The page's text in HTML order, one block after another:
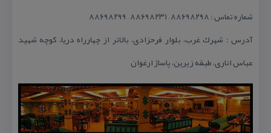
شماره تماس : ۸۸۶۹۸۲۹۸ – ۸۸۶۹۸۲۳۱ – ۸۸۶۹۸۲۹۹
آدرس : شهرك غرب، بلوار فرحزادی، بالاتر از چهارراه دریا، كوچه شهید
عباس اناری، طبقه زیرین، پاساژ ارغوان